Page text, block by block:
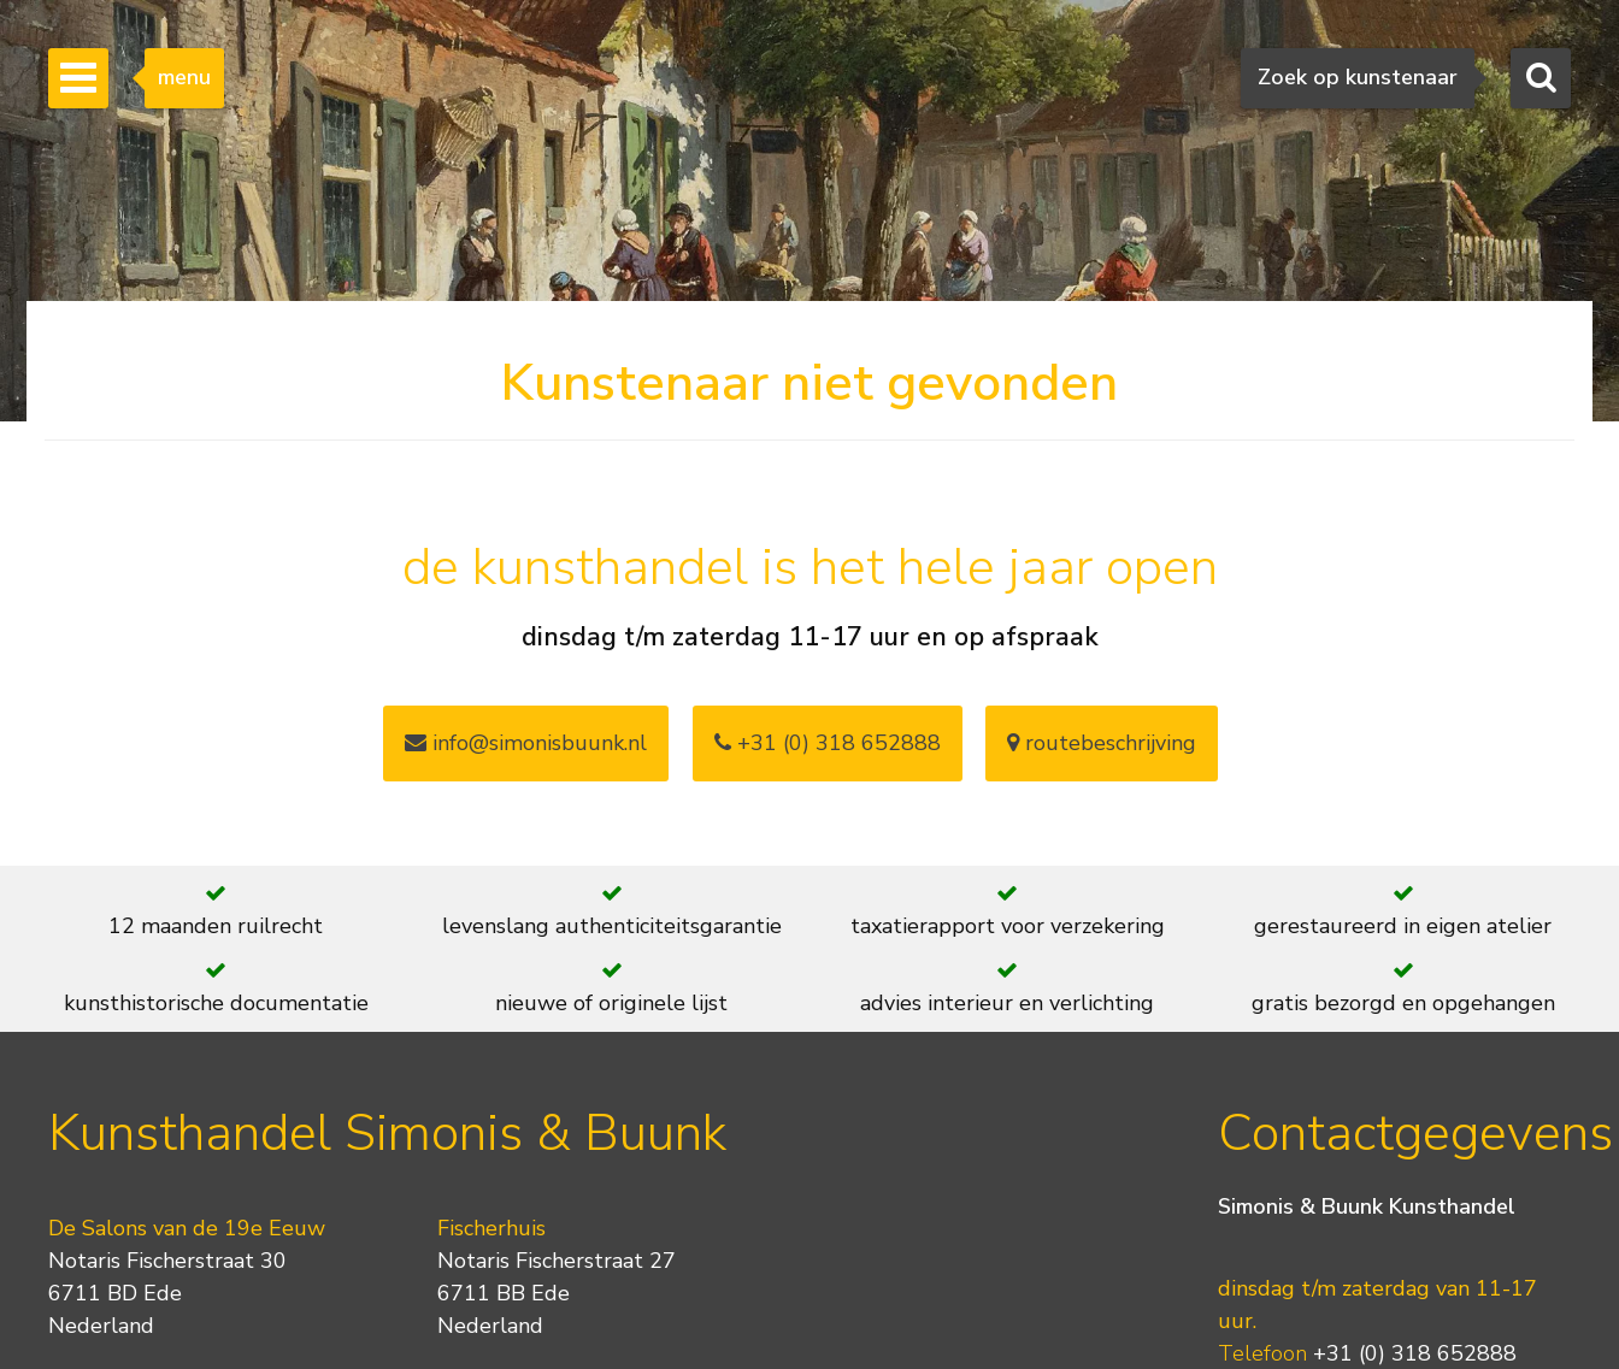
Zoeken
Zoek op kunstenaar
menu
Kunstenaar niet gevonden
de kunsthandel is het hele jaar open
dinsdag t/m zaterdag 11-17 uur en op afspraak
info@simonisbuunk.nl +31 (0) 318 652888 routebeschrijving
12 maanden ruilrecht levenslang authenticiteitsgarantie taxatierapport voor verzekering gerestaureerd in eigen atelier
kunsthistorische documentatie nieuwe of originele lijst advies interieur en verlichting gratis bezorgd en opgehangen
Kunsthandel Simonis & Buunk
De Salons van de 19e Eeuw
Notaris Fischerstraat 30
6711 BD Ede
Nederland
Fischerhuis
Notaris Fischerstraat 27
6711 BB Ede
Nederland
Contactgegevens
Simonis & Buunk Kunsthandel
dinsdag t/m zaterdag van 11-17
uur.
Telefoon +31 (0) 318 652888